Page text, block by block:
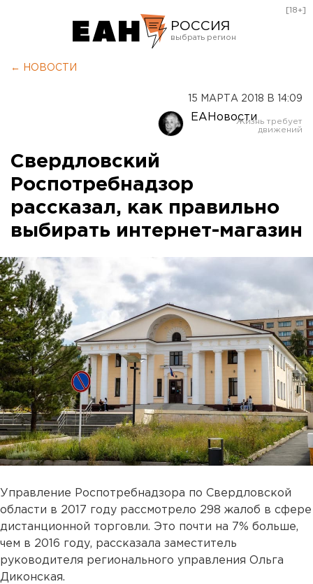
РОССИЯ
Оренбург
[18+]
← НОВОСТИ
15 МАРТА 2018 В 14:09
ЕАНовости
Свердловский
Роспотребнадзор
рассказал, как правильно
выбирать интернет-магазин
Управление Роспотребнадзора по Свердловской
области в 2017 году рассмотрело 298 жалоб в сфере
дистанционной торговли. Это почти на 7% больше,
чем в 2016 году, рассказала заместитель
руководителя регионального управления Ольга
Диконская.